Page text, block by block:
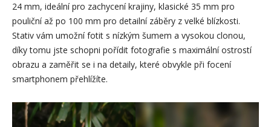
24 mm, ideální pro zachycení krajiny, klasické 35 mm pro
pouliční až po 100 mm pro detailní záběry z velké blízkosti.
Stativ vám umožní fotit s nízkým šumem a vysokou clonou,
díky tomu jste schopni pořídit fotografie s maximální ostrostí
obrazu a zaměřit se i na detaily, které obvykle při focení
smartphonem přehlížíte.